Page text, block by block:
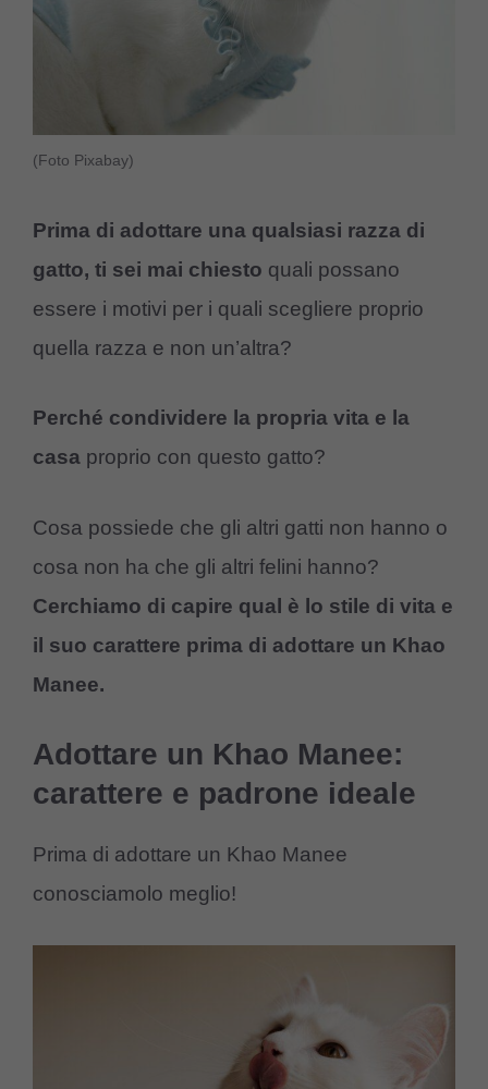
(Foto Pixabay)
Prima di adottare una qualsiasi razza di
gatto, ti sei mai chiesto quali possano
essere i motivi per i quali scegliere proprio
quella razza e non un’altra?
Perché condividere la propria vita e la
casa proprio con questo gatto?
Cosa possiede che gli altri gatti non hanno o
cosa non ha che gli altri felini hanno?
Cerchiamo di capire qual è lo stile di vita e
il suo carattere prima di adottare un Khao
Manee.
Adottare un Khao Manee:
carattere e padrone ideale
Prima di adottare un Khao Manee
conosciamolo meglio!